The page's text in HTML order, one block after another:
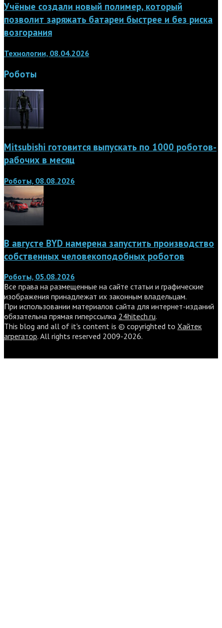
Учёные создали новый полимер, который
позволит заряжать батареи быстрее и без риска
возгорания
Технологии, 08.04.2026
Роботы
Mitsubishi готовится выпускать по 1000 роботов-
рабочих в месяц
Роботы, 08.08.2026
В августе BYD намерена запустить производство
собственных человекоподобных роботов
Роботы, 05.08.2026
Все права на размещенные на сайте статьи и графические
изображения принадлежат их законным владельцам.
При использовании материалов сайта для интернет-изданий
обязательна прямая гиперссылка 24hitech.ru.
This blog and all of it's content is © copyrighted to Хайтек
агрегатор. All rights reserved 2009-2026.